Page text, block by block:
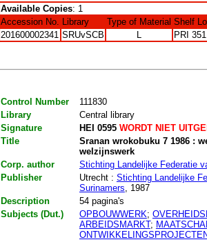
Available Copies: 1
Accession No. Library Type of Material Shelf
201600002341 SRUvSCB L PRI
Control Number
111830
Library
Central library
Signature
HEI 0595WORDT NIET
Title
Sranan wrokobuku 7 1986 :
welzijnswerk
Corp. author
Stichting Landelijke Federatie
Publisher
Utrecht : Stichting Landelijke
Surinamers, 1987
Description
54 pagina's
Subjects (Dut.)
OPBOUWWERK;
ARBEIDSMARKT;